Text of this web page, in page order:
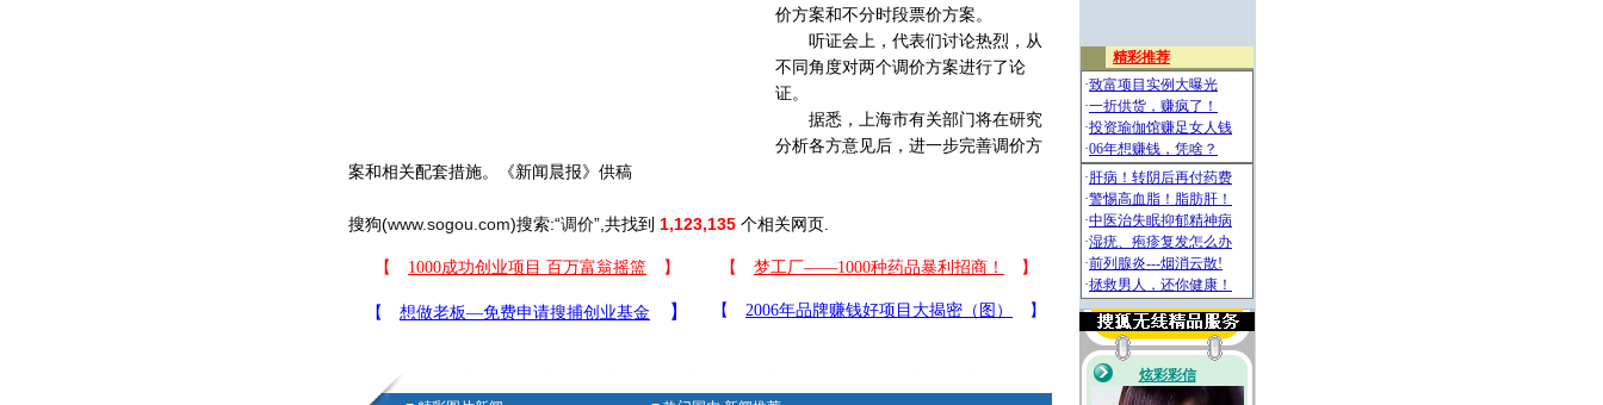
价方案和不分时段票价方案。
听证会上，代表们讨论热烈，从
不同角度对两个调价方案进行了论
证。
据悉，上海市有关部门将在研究
分析各方意见后，进一步完善调价方
案和相关配套措施。《新闻晨报》供稿
搜狗(www.sogou.com)搜索:“调价”,共找到 1,123,135 个相关网页.